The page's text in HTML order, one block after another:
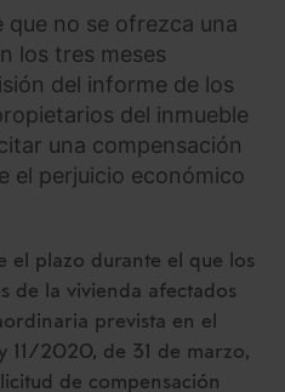
que no se ofrezca una
los tres meses
del informe de los
del inmueble
una compensación
el perjuicio económico
el plazo durante el que los
de la vivienda afectados
prevista en el
11/2020, de 31 de marzo,
de compensación